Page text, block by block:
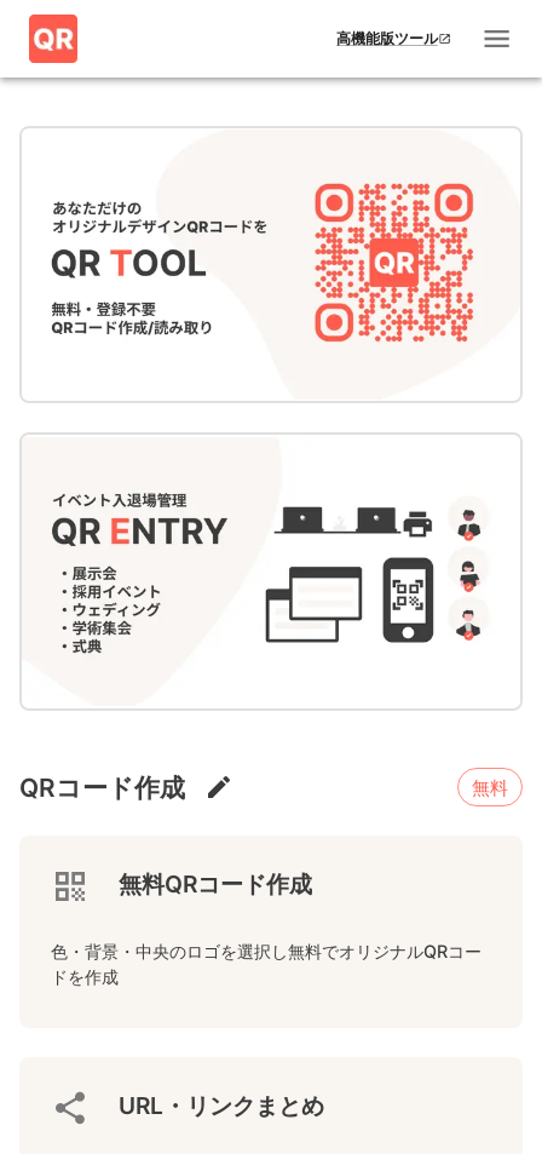
高機能版ツール
QRコード作成 無料
無料QRコード作成
色・背景・中央のロゴを選択し無料でオリジナルQRコー
ドを作成
URL・リンクまとめ